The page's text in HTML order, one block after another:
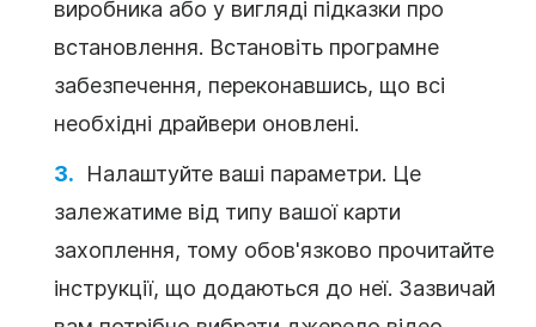
виробника або у вигляді підказки про
встановлення. Встановіть програмне
забезпечення, переконавшись, що всі
необхідні драйвери оновлені.
Налаштуйте ваші параметри. Це
залежатиме від типу вашої карти
захоплення, тому обов'язково прочитайте
інструкції, що додаються до неї. Зазвичай